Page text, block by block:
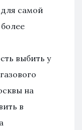
самой
выбить у
на
в